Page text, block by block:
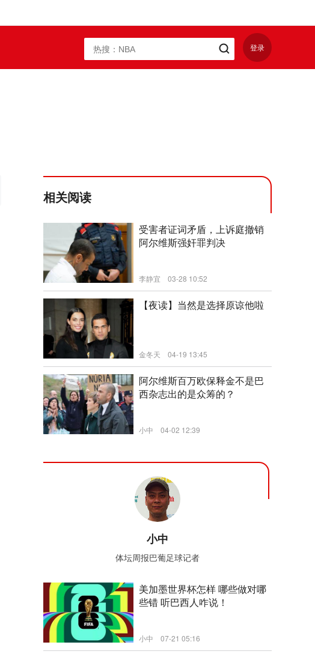
登录
相关阅读
新闻
受害者证词矛盾，上诉庭撤销
阿尔维斯强奸罪判决
李静宜 03-28 10:52
【夜读】当然是选择原谅他啦
金冬天 04-19 13:45
阿尔维斯百万欧保释金不是巴
西杂志出的是众筹的？
小中 04-02 12:39
小中
体坛周报巴葡足球记者
新闻
美加墨世界杯怎样 哪些做对哪
些错 听巴西人咋说！
小中 07-21 05:16